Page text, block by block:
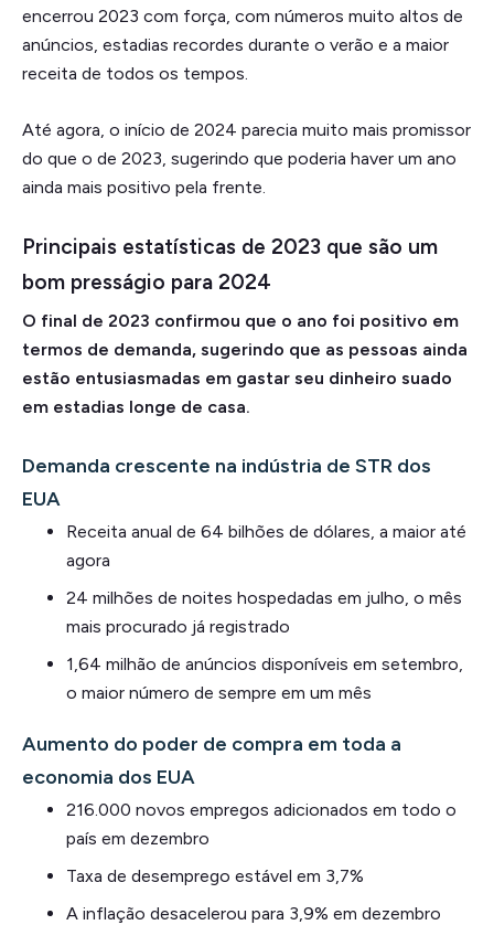
encerrou 2023 com força, com números muito altos de
anúncios, estadias recordes durante o verão e a maior
receita de todos os tempos.
Até agora, o início de 2024 parecia muito mais promissor
do que o de 2023, sugerindo que poderia haver um ano
ainda mais positivo pela frente.
Principais estatísticas de 2023 que são um
bom presságio para 2024
O final de 2023 confirmou que o ano foi positivo em
termos de demanda, sugerindo que as pessoas ainda
estão entusiasmadas em gastar seu dinheiro suado
em estadias longe de casa.
Demanda crescente na indústria de STR dos
EUA
Receita anual de 64 bilhões de dólares, a maior até
agora
24 milhões de noites hospedadas em julho, o mês
mais procurado já registrado
1,64 milhão de anúncios disponíveis em setembro,
o maior número de sempre em um mês
Aumento do poder de compra em toda a
economia dos EUA
216.000 novos empregos adicionados em todo o
país em dezembro
Taxa de desemprego estável em 3,7%
A inflação desacelerou para 3,9% em dezembro